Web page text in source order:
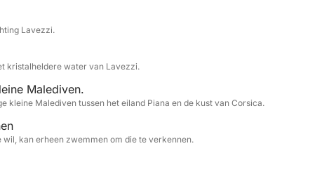
Lavezzi.
kristalheldere water van Lavezzi.
Malediven.
kleine Malediven tussen het eiland Piana en de kust van Corsica.
kan erheen zwemmen om die te verkennen.